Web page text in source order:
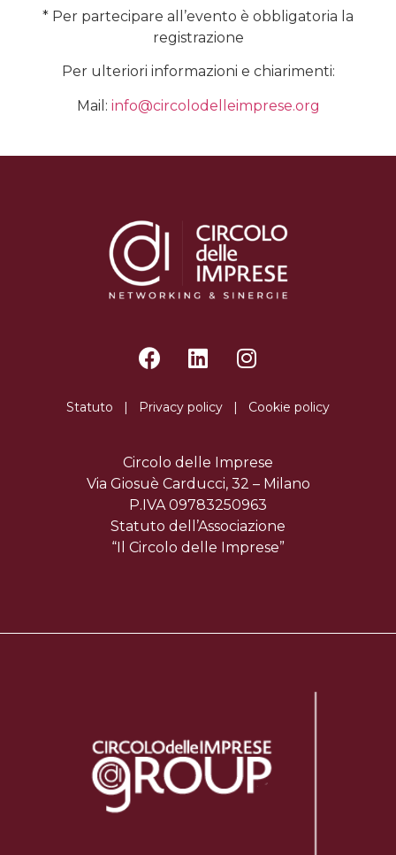
* Per partecipare all’evento è obbligatoria la
registrazione
Per ulteriori informazioni e chiarimenti:
Mail: info@circolodelleimprese.org
Statuto | Privacy policy | Cookie policy
Circolo delle Imprese
Via Giosuè Carducci, 32 – Milano
P.IVA 09783250963
Statuto dell’Associazione
“Il Circolo delle Imprese”